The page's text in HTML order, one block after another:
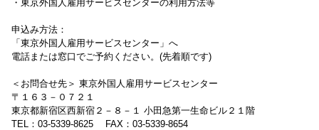
・東京外国人雇用サービスセンターの利用方法等
申込み方法：
「東京外国人雇用サービスセンター」へ
電話または窓口でご予約ください。(先着順です)
＜お問合せ先＞ 東京外国人雇用サービスセンター
〒１６３－０７２１
東京都新宿区西新宿２－８－１ 小田急第一生命ビル２１階
TEL：03-5339-8625 FAX：03-5339-8654